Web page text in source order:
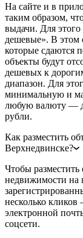
На сайте и в
таким образом,
выдачи. Для
дешевые». В этом
которые сдаются
объекты будут
дешевых к
диапазон. Для
минимальную и
любую валюту —
рубли.
Как разместить
Верхнедвинске?
Чтобы разместить
недвижимости на
несколько
электронной
соцсети.